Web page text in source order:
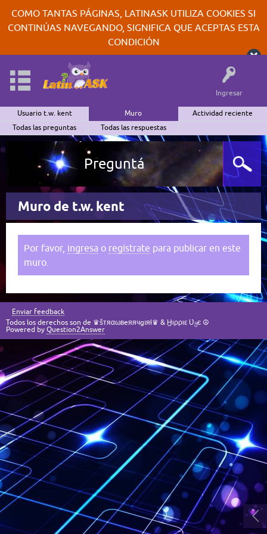
COMO TANTAS PÁGINAS, LATINASK UTILIZA COOKIES SI
CONTINÚAS NAVEGANDO, SIGNIFICA QUE ACEPTAS ESTA
CONDICIÓN
Ingresar
Usuario t.w. kent Muro
Actividad reciente
Todas las preguntas
Todas las respuestas
Preguntá
Muro de t.w. kent
Por favor, ingresa o regístrate para publicar en este
muro.
Enviar feedback
Todos los derechos son de ♛šтяαωвeяячgıяł♛ & Ӈιρριε Ʋყє ☮
Powered by Question2Answer